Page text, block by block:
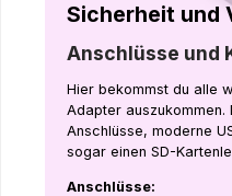
Sicherheit und
Anschlüsse und
Hier bekommst du alle
Adapter auszukommen.
Anschlüsse, moderne
sogar einen SD-
Anschlüsse: